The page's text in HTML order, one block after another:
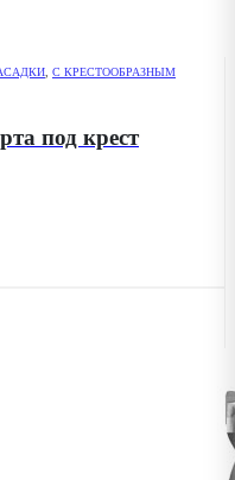
С КРЕСТООБРАЗНЫМ
под крест